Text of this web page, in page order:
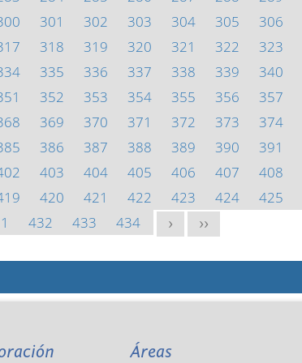
301 302 303 304 305 306
318 319 320 321 322 323
335 336 337 338 339 340
352 353 354 355 356 357
369 370 371 372 373 374
386 387 388 389 390 391
403 404 405 406 407 408
420 421 422 423 424 425
432 433 434 > >>
Áreas